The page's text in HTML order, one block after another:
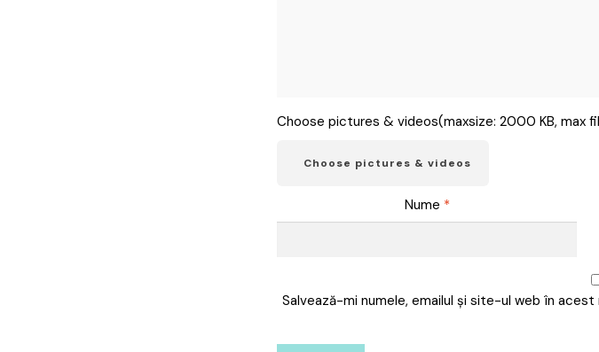
Choose pictures & videos(maxsize: 2000 KB, max
Choose pictures & videos
Nume *
Salvează-mi numele, emailul și site-ul web în